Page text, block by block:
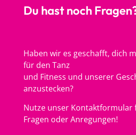
Du hast noch
Haben wir es geschafft, dich
für den Tanz
und Fitness und unserer
anzustecken?
Nutze unser Kontaktformular
Fragen oder Anregungen!